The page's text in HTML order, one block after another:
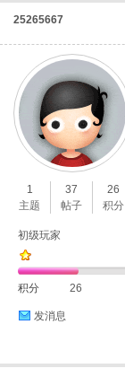
25265667
1
主题
37
帖子
26
积分
初级玩家
积分 26
发消息